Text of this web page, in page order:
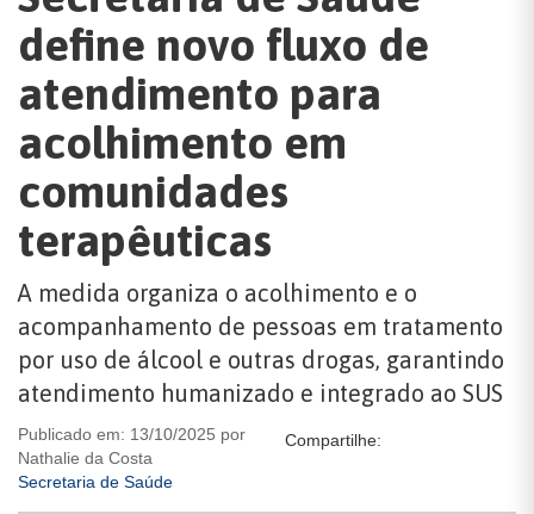
define novo fluxo de
atendimento para
acolhimento em
comunidades
terapêuticas
A medida organiza o acolhimento e o
acompanhamento de pessoas em tratamento
por uso de álcool e outras drogas, garantindo
atendimento humanizado e integrado ao SUS
Publicado em: 13/10/2025 por
Nathalie da Costa
Secretaria de Saúde
Compartilhe: